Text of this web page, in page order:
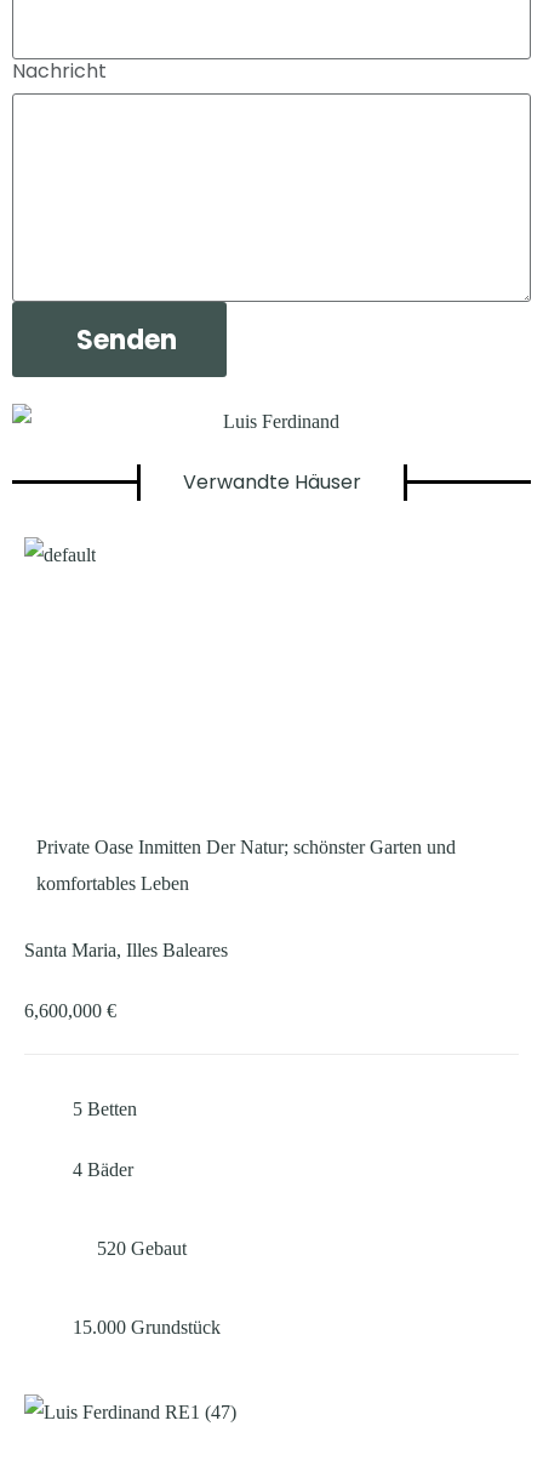
Nachricht
Verwandte Häuser
Private Oase Inmitten Der Natur; schönster Garten und
komfortables Leben
Santa Maria, Illes Baleares
6,600,000 €
5 Betten
4 Bäder
520 Gebaut
15.000 Grundstück